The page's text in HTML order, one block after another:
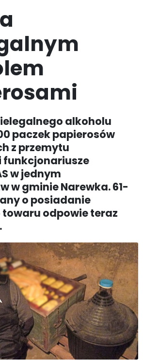
alkoholu
paczek papierosów
z przemytu
funkcjonariusze
w jednym
w gminie Narewka. 61-
o posiadanie
odpowie teraz